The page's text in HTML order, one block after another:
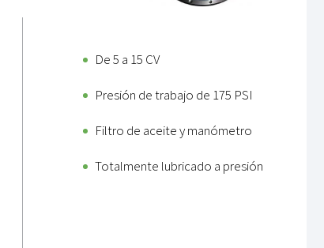
De 5 a 15 CV
Presión de trabajo de 175 PSI
Filtro de aceite y manómetro
Totalmente lubricado a presión